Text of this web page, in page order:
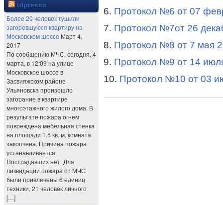
ulpressa
Более 20 человек тушили
загоревшуюся квартиру на
Московском шоссе Март 4,
2017
По сообщению МЧС, сегодня, 4
марта, в 12:09 на улице
Московское шоссе в
Засвияжском районе
Ульяновска произошло
загорание в квартире
многоэтажного жилого дома. В
результате пожара огнем
повреждена мебельная стенка
на площади 1,5 кв. м, комната
закопчена. Причина пожара
устанавливается.
Пострадавших нет. Для
ликвидации пожара от МЧС
были привлечены 6 единиц
техники, 21 человек личного
[…]
6. Протокол №6 от 07
7. Протокол №7от 26
8. Протокол №8 от 7 мая
9. Протокол №9 от 14
10. Протокол №10 от 03